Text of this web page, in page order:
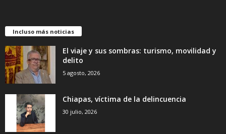
Incluso más noticias
El viaje y sus sombras: turismo, movilidad y
delito
5 agosto, 2026
Chiapas, víctima de la delincuencia
30 julio, 2026